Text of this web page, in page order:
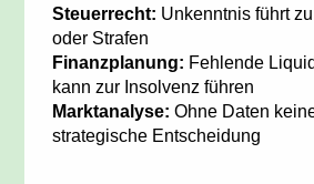
Steuerrecht: Unkenntnis führt
oder Strafen
Finanzplanung: Fehlende
kann zur Insolvenz führen
Marktanalyse: Ohne Daten
strategische Entscheidung